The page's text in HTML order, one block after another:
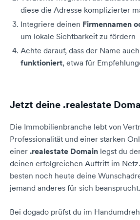
diese die Adresse komplizierter
Integriere deinen Firmennamen
um lokale Sichtbarkeit zu fördern
Achte darauf, dass der Name auch
funktioniert, etwa für
Jetzt deine .realestate
Die Immobilienbranche lebt von
Professionalität und einer starken
einer .realestate Domain legst du
deinen erfolgreichen Auftritt im
besten noch heute deine
jemand anderes für sich beansprucht.
Bei dogado prüfst du im